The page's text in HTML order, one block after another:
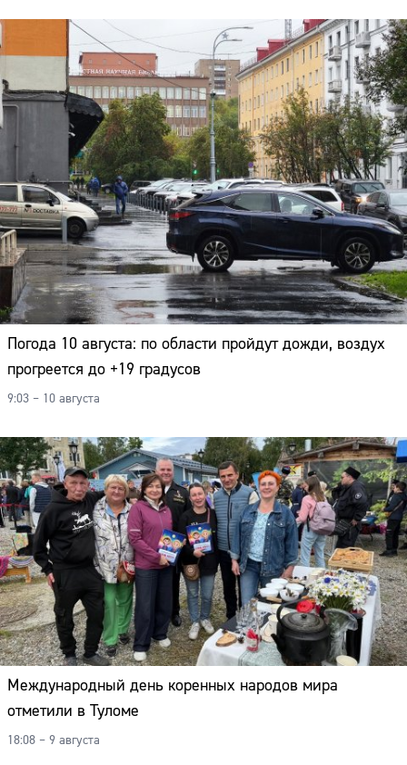
Погода 10 августа: по области пройдут дожди, воздух
прогреется до +19 градусов
9:03 – 10 августа
Международный день коренных народов мира
отметили в Туломе
18:08 – 9 августа